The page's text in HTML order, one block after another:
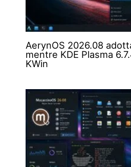
AerynOS 2026.08
mentre KDE Plasma
KWin